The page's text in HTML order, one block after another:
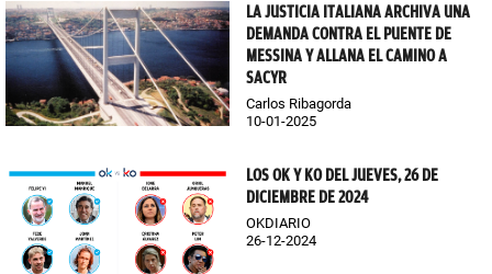
LA JUSTICIA ITALIANA ARCHIVA UNA
DEMANDA CONTRA EL PUENTE DE
MESSINA Y ALLANA EL CAMINO A
SACYR
Carlos Ribagorda
10-01-2025
LOS OK Y KO DEL JUEVES, 26 DE
DICIEMBRE DE 2024
OKDIARIO
26-12-2024